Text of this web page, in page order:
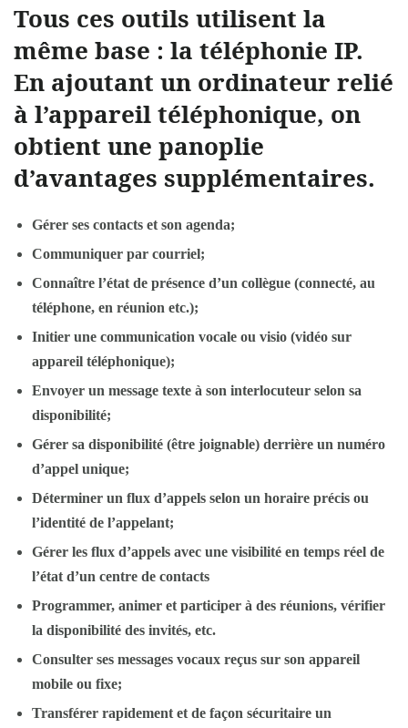
Tous ces outils utilisent la
même base : la téléphonie IP.
En ajoutant un ordinateur relié
à l’appareil téléphonique, on
obtient une panoplie
d’avantages supplémentaires.
Gérer ses contacts et son agenda;
Communiquer par courriel;
Connaître l’état de présence d’un collègue (connecté, au
téléphone, en réunion etc.);
Initier une communication vocale ou visio (vidéo sur
appareil téléphonique);
Envoyer un message texte à son interlocuteur selon sa
disponibilité;
Gérer sa disponibilité (être joignable) derrière un numéro
d’appel unique;
Déterminer un flux d’appels selon un horaire précis ou
l’identité de l’appelant;
Gérer les flux d’appels avec une visibilité en temps réel de
l’état d’un centre de contacts
Programmer, animer et participer à des réunions, vérifier
la disponibilité des invités, etc.
Consulter ses messages vocaux reçus sur son appareil
mobile ou fixe;
Transférer rapidement et de façon sécuritaire un